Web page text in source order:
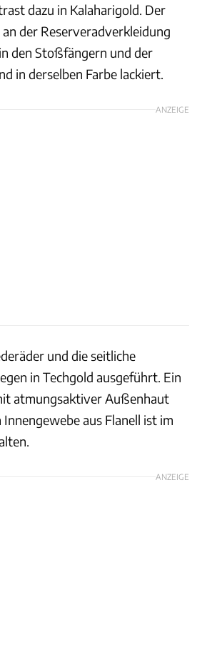
dazu in Kalaharigold. Der
der Reserveradverkleidung
den Stoßfängern und der
in derselben Farbe lackiert.
ANZEIGE
und die seitliche
in Techgold ausgeführt. Ein
atmungsaktiver Außenhaut
aus Flanell ist im
ANZEIGE